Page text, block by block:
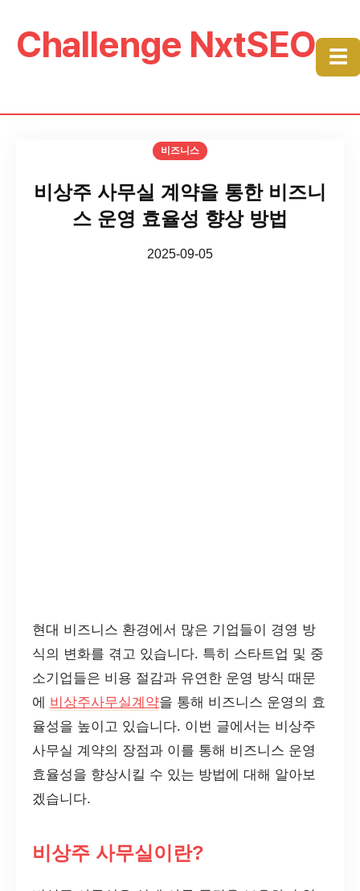
Challenge NxtSEO ☰
비즈니스
비상주 사무실 계약을 통한 비즈니
스 운영 효율성 향상 방법
2025-09-05
현대 비즈니스 환경에서 많은 기업들이 경영 방
식의 변화를 겪고 있습니다. 특히 스타트업 및 중
소기업들은 비용 절감과 유연한 운영 방식 때문
에 비상주사무실계약을 통해 비즈니스 운영의 효
율성을 높이고 있습니다. 이번 글에서는 비상주
사무실 계약의 장점과 이를 통해 비즈니스 운영
효율성을 향상시킬 수 있는 방법에 대해 알아보
겠습니다.
비상주 사무실이란?